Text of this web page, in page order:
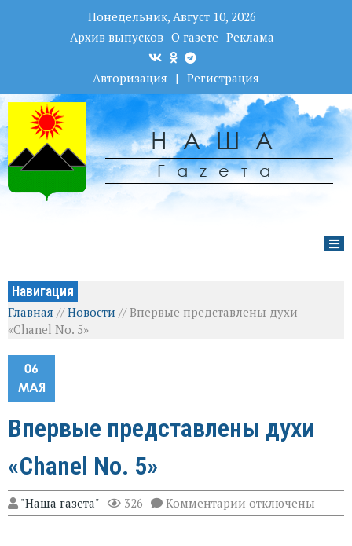
Понедельник, Август 10, 2026
Архив выпусков О газете Реклама
Авторизация | Регистрация
НАША
Гаzета
Навигация
Главная //Новости //Впервые представлены духи
«Chanel No. 5»
06
МАЯ
Впервые представлены духи
«Chanel No. 5»
"Наша газета" 326 Комментарии к
записи
отключены